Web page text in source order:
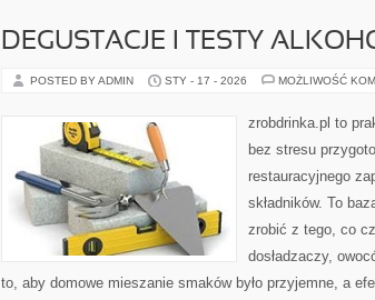
DEGUSTACJE I TESTY
POSTED BY ADMIN STY - 17 - 2026 MOŻLIWOŚĆ
zrobdrinka.pl to
bez stresu
restauracyjnego
składników. To
zrobić z tego, co
dosładzaczy,
to, aby domowe mieszanie smaków było przyjemne, a